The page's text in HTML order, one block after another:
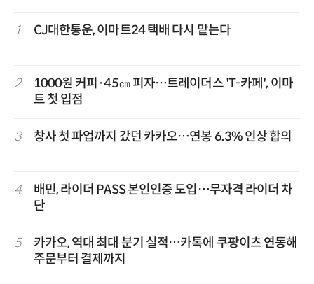
1 CJ대한통운, 이마트24 택배 다시 맡는다
2
1000원 커피·45㎝ 피자…트레이더스 'T-카페', 이마
트 첫 입점
3 창사 첫 파업까지 갔던 카카오…연봉 6.3% 인상 합의
4
배민, 라이더 PASS 본인인증 도입…무자격 라이더 차
단
5
카카오, 역대 최대 분기 실적…카톡에 쿠팡이츠 연동해
주문부터 결제까지